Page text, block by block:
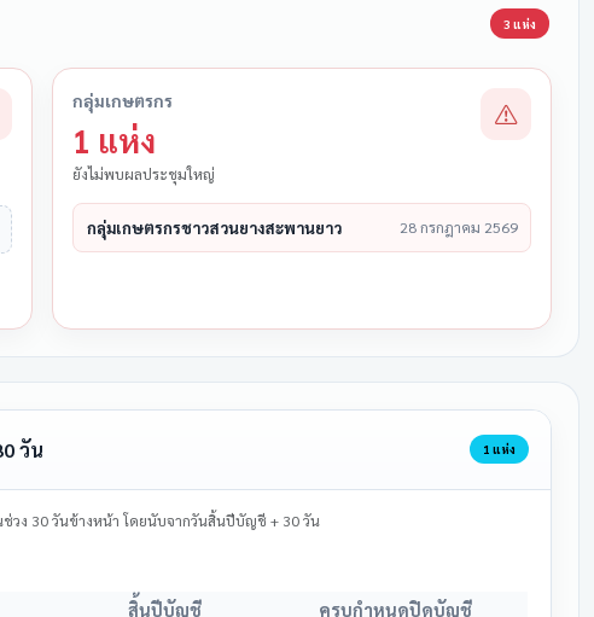
3 แห่ง
กลุ่มเกษตรกร
1 แห่ง
ยังไม่พบผลประชุมใหญ่
กลุ่มเกษตรกรชาวสวนยางสะพานยาว 28 กรกฎาคม 2569
วัน 1 แห่ง
วง 30 วันข้างหน้า โดยนับจากวันสิ้นปีบัญชี + 30 วัน
สิ้นปีบัญชี ครบกำหนดปิดบัญชี